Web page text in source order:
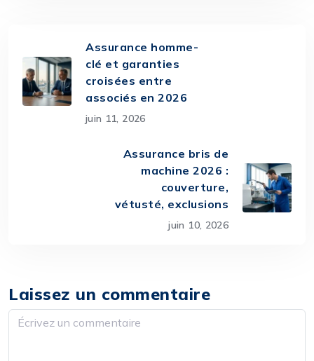
Assurance homme-
clé et garanties
croisées entre
associés en 2026
juin 11, 2026
Assurance bris de
machine 2026 :
couverture,
vétusté, exclusions
juin 10, 2026
Laissez un commentaire